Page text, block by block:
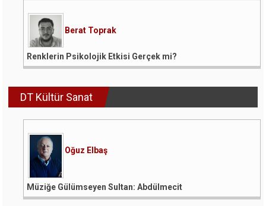
Berat Toprak
Renklerin Psikolojik Etkisi Gerçek mi?
DT Kültür Sanat
Oğuz Elbaş
Müziğe Gülümseyen Sultan: Abdülmecit